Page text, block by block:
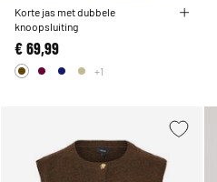
Korte jas met dubbele
knoopsluiting
€ 69,99
+1